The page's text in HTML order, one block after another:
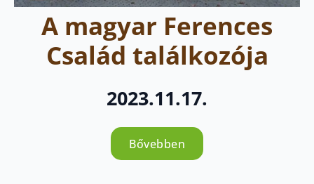
A magyar Ferences
Család találkozója
2023.11.17.
Bővebben